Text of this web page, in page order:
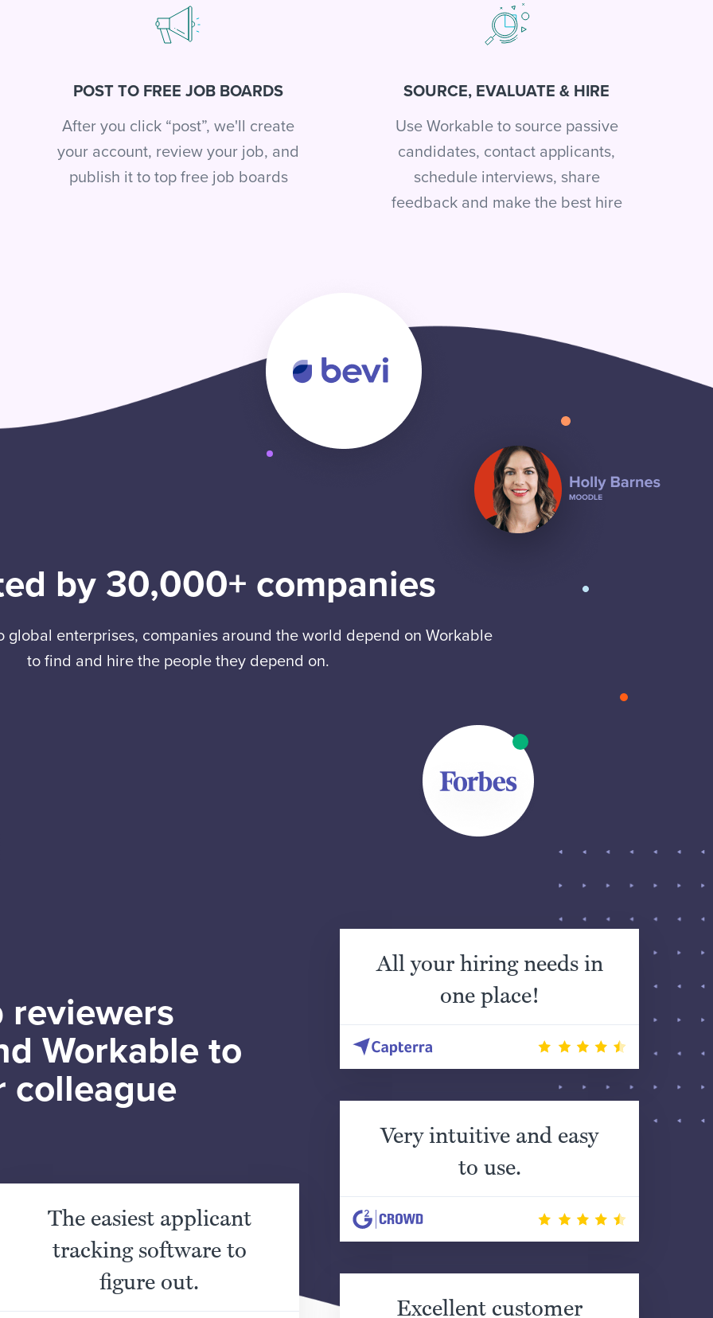
POST TO FREE JOB BOARDS
After you click “post”, we'll create
your account, review your job, and
publish it to top free job boards
SOURCE, EVALUATE & HIRE
Use Workable to source passive
candidates, contact applicants,
schedule interviews, share
feedback and make the best hire
by 30,000+ companies
global enterprises, companies around the world depend on Workable
to find and hire the people they depend on.
reviewers
Workable to
colleague
The easiest applicant
tracking software to
figure out.
All your hiring needs in
one place!
Very intuitive and easy
to use.
Excellent customer